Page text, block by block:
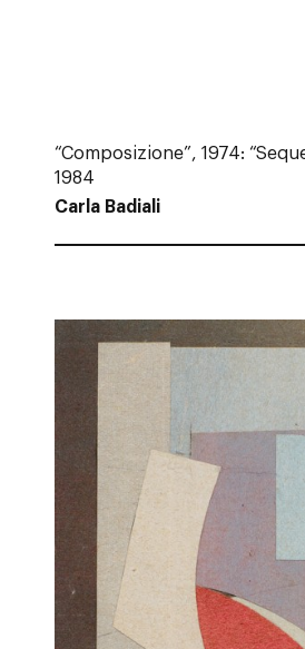
“Composizione”, 1974:
1984
Carla Badiali